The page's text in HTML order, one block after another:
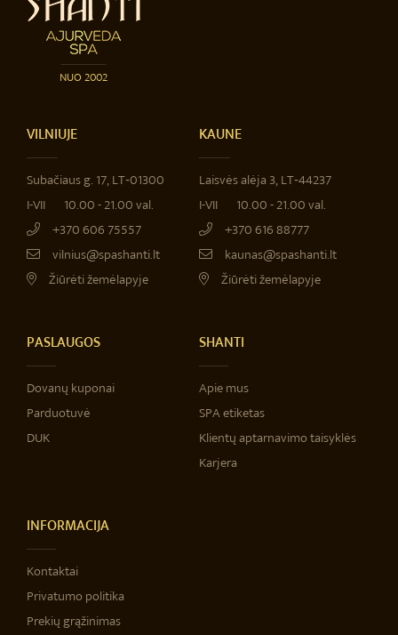
NUO 2002
VILNIUJE
Subačiaus g. 17, LT‐01300
I-VII
10.00 - 21.00 val.
+370 606 75557
vilnius@spashanti.lt
Žiūrėti žemėlapyje
KAUNE
Laisvės alėja 3, LT‐44237
I-VII
10.00 - 21.00 val.
+370 616 88777
kaunas@spashanti.lt
Žiūrėti žemėlapyje
PASLAUGOS
Dovanų kuponai
Parduotuvė
DUK
SHANTI
Apie mus
SPA etiketas
Klientų aptarnavimo taisyklės
Karjera
INFORMACIJA
Kontaktai
Privatumo politika
Prekių grąžinimas